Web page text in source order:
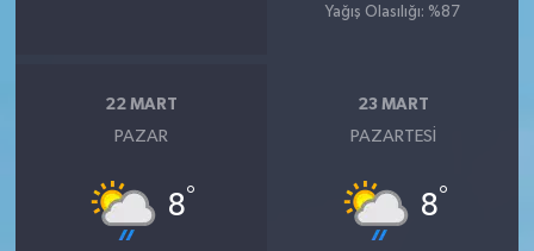
Yağış Olasılığı: %87
22 MART
PAZAR
8°
23 MART
PAZARTESI
8°